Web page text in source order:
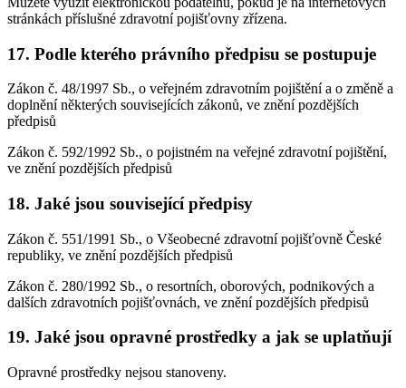
stránkách příslušné zdravotní pojišťovny zřízena.
17. Podle kterého právního předpisu se postupuje
Zákon č. 48/1997 Sb., o veřejném zdravotním pojištění a o změně a
doplnění některých souvisejících zákonů, ve znění pozdějších
předpisů
Zákon č. 592/1992 Sb., o pojistném na veřejné zdravotní pojištění,
ve znění pozdějších předpisů
18. Jaké jsou související předpisy
Zákon č. 551/1991 Sb., o Všeobecné zdravotní pojišťovně České
republiky, ve znění pozdějších předpisů
Zákon č. 280/1992 Sb., o resortních, oborových, podnikových a
dalších zdravotních pojišťovnách, ve znění pozdějších předpisů
19. Jaké jsou opravné prostředky a jak se uplatňují
Opravné prostředky nejsou stanoveny.